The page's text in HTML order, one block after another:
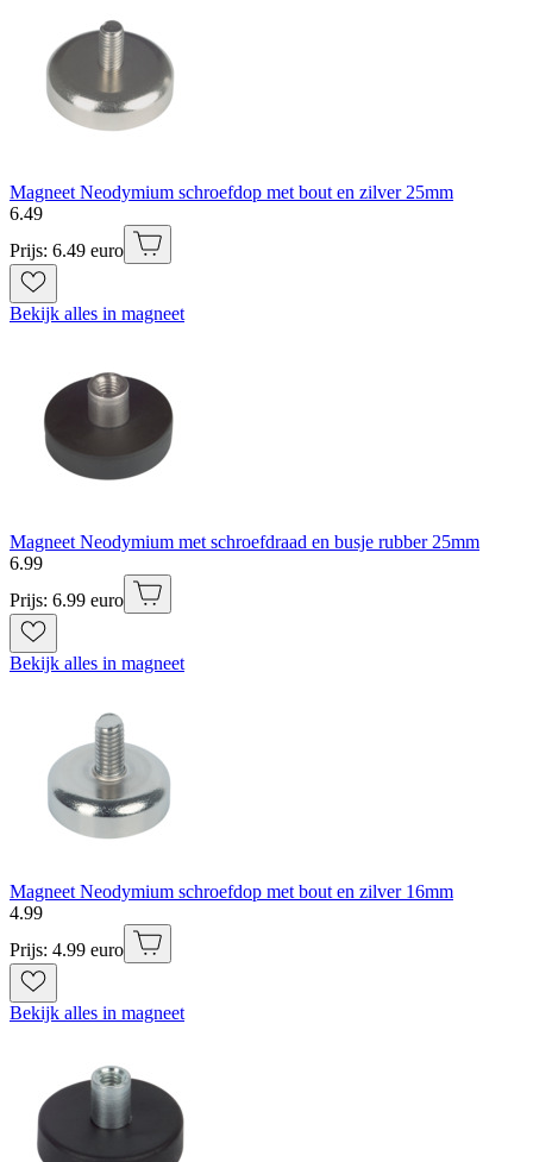
Magneet Neodymium schroefdop met bout en zilver 25mm
6.49
Prijs: 6.49 euro
Bekijk alles in magneet
Magneet Neodymium met schroefdraad en busje rubber 25mm
6.99
Prijs: 6.99 euro
Bekijk alles in magneet
Magneet Neodymium schroefdop met bout en zilver 16mm
4.99
Prijs: 4.99 euro
Bekijk alles in magneet